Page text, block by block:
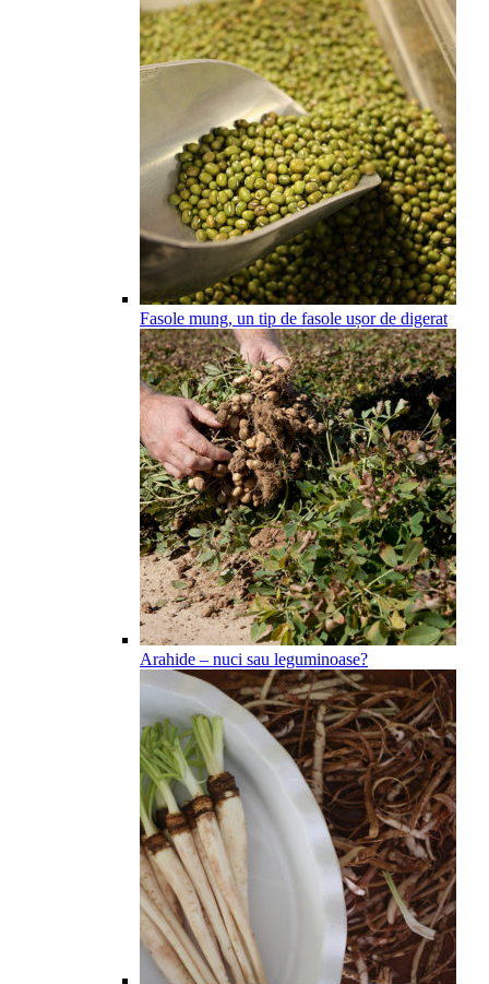
Fasole mung, un tip de fasole ușor de digerat
Arahide – nuci sau leguminoase?